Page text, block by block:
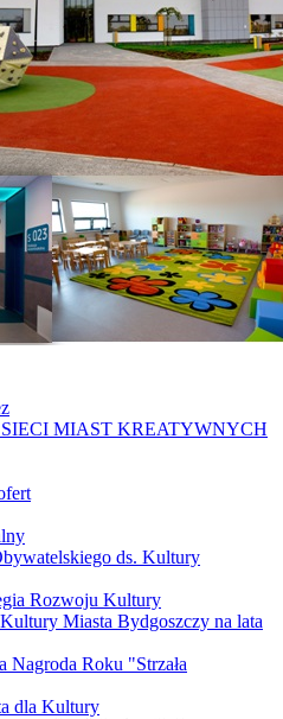
MIAST KREATYWNYCH
ds. Kultury
Rozwoju Kultury
Miasta Bydgoszczy na lata
Nagroda Roku "Strzała
dla Kultury